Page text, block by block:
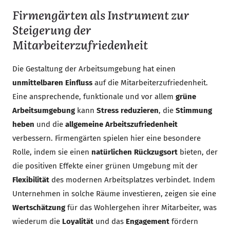
Firmengärten als Instrument zur
Steigerung der
Mitarbeiterzufriedenheit
Die Gestaltung der Arbeitsumgebung hat einen
unmittelbaren Einfluss auf die Mitarbeiterzufriedenheit.
Eine ansprechende, funktionale und vor allem grüne
Arbeitsumgebungkann Stress reduzieren, die Stimmung
heben und die allgemeine Arbeitszufriedenheit
verbessern. Firmengärten spielen hier eine besondere
Rolle, indem sie einen natürlichen Rückzugsort bieten, der
die positiven Effekte einer grünen Umgebung mit der
Flexibilität des modernen Arbeitsplatzes verbindet. Indem
Unternehmen in solche Räume investieren, zeigen sie eine
Wertschätzungfür das Wohlergehen ihrer Mitarbeiter, was
wiederum die Loyalität und das Engagement fördern